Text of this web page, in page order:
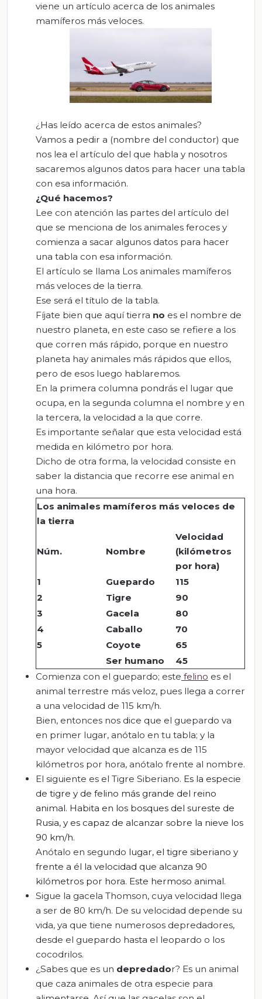
viene un artículo acerca de los animales
mamíferos más veloces.
¿Has leído acerca de estos animales?
Vamos a pedir a (nombre del conductor) que
nos lea el artículo del que habla y nosotros
sacaremos algunos datos para hacer una tabla
con esa información.
¿Qué hacemos?
Lee con atención las partes del artículo del
que se menciona de los animales feroces y
comienza a sacar algunos datos para hacer
una tabla con esa información.
El artículo se llama Los animales mamíferos
más veloces de la tierra.
Ese será el título de la tabla.
Fíjate bien que aquí tierra no es el nombre de
nuestro planeta, en este caso se refiere a los
que corren más rápido, porque en nuestro
planeta hay animales más rápidos que ellos,
pero de esos luego hablaremos.
En la primera columna pondrás el lugar que
ocupa, en la segunda columna el nombre y en
la tercera, la velocidad a la que corre.
Es importante señalar que esta velocidad está
medida en kilómetro por hora.
Dicho de otra forma, la velocidad consiste en
saber la distancia que recorre ese animal en
una hora.
Los animales mamíferos más veloces de
la tierra
Núm. Nombre
Velocidad
(kilómetros
por hora)
1
Guepardo
115
2
Tigre
90
3
Gacela
80
4
Caballo
70
5
Coyote
65
Ser humano
45
Comienza con el guepardo; este felino es el
animal terrestre más veloz, pues llega a correr
a una velocidad de 115 km/h.
Bien, entonces nos dice que el guepardo va
en primer lugar, anótalo en tu tabla; y la
mayor velocidad que alcanza es de 115
kilómetros por hora, anótalo frente al nombre.
El siguiente es el Tigre Siberiano. Es la especie
de tigre y de felino más grande del reino
animal. Habita en los bosques del sureste de
Rusia, y es capaz de alcanzar sobre la nieve los
90 km/h.
Anótalo en segundo lugar, el tigre siberiano y
frente a él la velocidad que alcanza 90
kilómetros por hora. Este hermoso animal.
Sigue la gacela Thomson, cuya velocidad llega
a ser de 80 km/h. De su velocidad depende su
vida, ya que tiene numerosos depredadores,
desde el guepardo hasta el leopardo o los
cocodrilos.
¿Sabes que es un depredador? Es un animal
que caza animales de otra especie para